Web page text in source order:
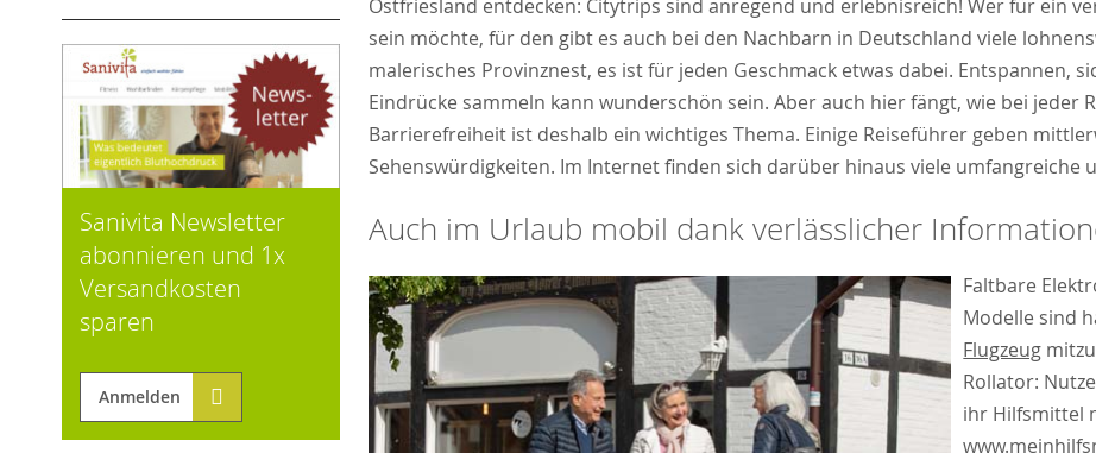
Ostfriesland entdecken: Citytrips sind anregend und erlebnisreich! Wer für ein
sein möchte, für den gibt es auch bei den Nachbarn in Deutschland viele
malerisches Provinznest, es ist für jeden Geschmack etwas dabei. Entspannen,
Eindrücke sammeln kann wunderschön sein. Aber auch hier fängt, wie bei jeder
Barrierefreiheit ist deshalb ein wichtiges Thema. Einige Reiseführer geben
Sehenswürdigkeiten. Im Internet finden sich darüber hinaus viele
Auch im Urlaub mobil dank verlässlicher
Faltbare
Modelle sind
Flugzeug
Rollator:
ihr Hilfsmittel
Sanivita Newsletter
abonnieren und 1x
Versandkosten
sparen
Anmelden